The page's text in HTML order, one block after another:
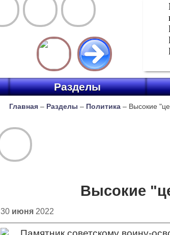
Разделы
Главная– Разделы – Политика– Высокие
Высокие
30 июня2022